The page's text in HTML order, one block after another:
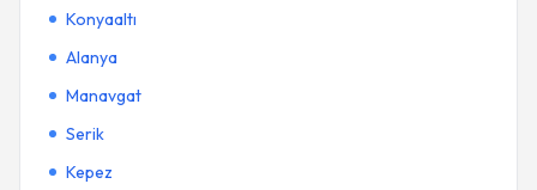
Konyaaltı
Alanya
Manavgat
Serik
Kepez